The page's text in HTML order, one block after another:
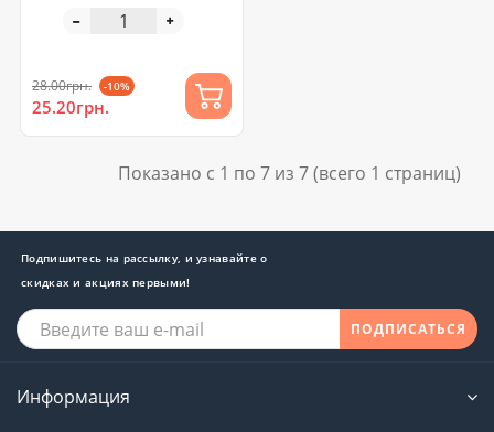
28.00грн. -10%
25.20грн.
Показано с 1 по 7 из 7 (всего 1 страниц)
Подпишитесь на рассылку, и узнавайте о
скидках и акциях первыми!
ПОДПИСАТЬСЯ
Информация